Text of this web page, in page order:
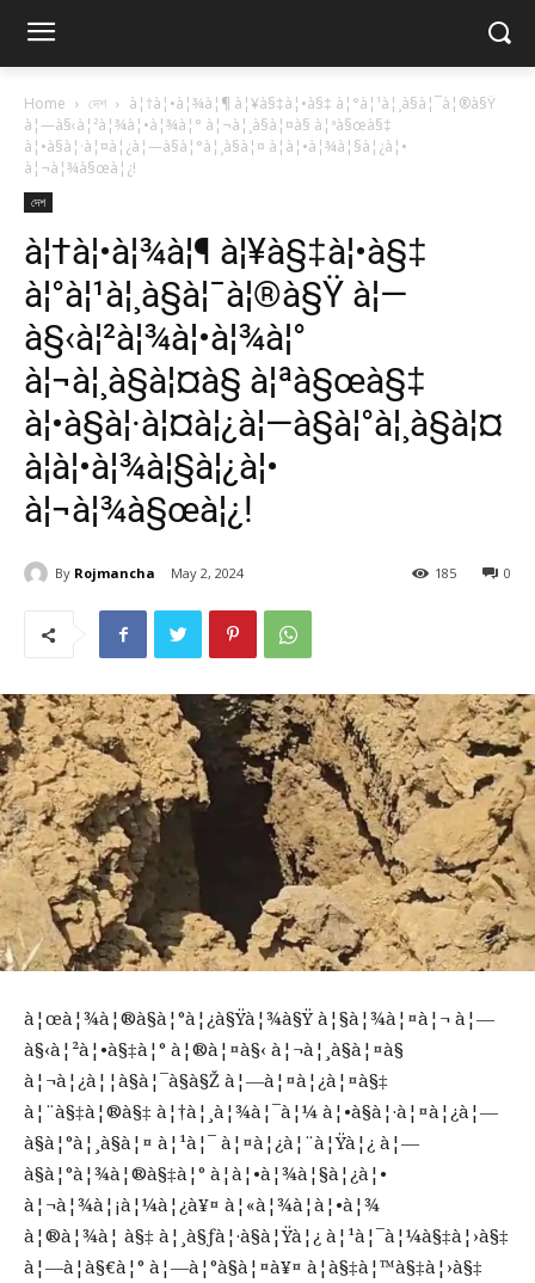
Home দেশ
à¦†à¦•à¦¾à¦¶ à¦¥à§‡à¦•à§‡ à¦°à¦¹à¦¸à§à¦¯à¦®à§Ÿ
à¦—à§‹à¦²à¦¾à¦•à¦¾à¦° à¦¬à¦¸à§à¦¤à§ à¦ªà§œà§‡
à¦•à§à¦·à¦¤à¦¿à¦—à§à¦°à¦¸à§à¦¤ à¦à¦•à¦¾à¦§à¦¿à¦•
à¦¬à¦¾à§œà¦¿!
দেশ
à¦†à¦•à¦¾à¦¶ à¦¥à§‡à¦•à§‡
à¦°à¦¹à¦¸à§à¦¯à¦®à§Ÿ à¦—
à§‹à¦²à¦¾à¦•à¦¾à¦°
à¦¬à¦¸à§à¦¤à§ à¦ªà§œà§‡
à¦•à§à¦·à¦¤à¦¿à¦—à§à¦°à¦¸à§à¦¤
à¦à¦•à¦¾à¦§à¦¿à¦•
à¦¬à¦¾à§œà¦¿!
By Rojmancha May 2, 2024 0
185
à¦œà¦¾à¦®à§à¦°à¦¿à§Ÿà¦¾à§Ÿ à¦§à¦¾à¦¤à¦¬ à¦—
à§‹à¦²à¦•à§‡à¦° à¦®à¦¤à§‹ à¦¬à¦¸à§à¦¤à§
à¦¬à¦¿à¦¦à§à¦¯à§à§Ž à¦—à¦¤à¦¿à¦¤à§‡
à¦¨à§‡à¦®à§‡ à¦†à¦¸à¦¾à¦¯à¦¼ à¦•à§à¦·à¦¤à¦¿à¦—
à§à¦°à¦¸à§à¦¤ à¦¹à¦¯ à¦¤à¦¿à¦¨à¦Ÿà¦¿ à¦—
à§à¦°à¦¾à¦®à§‡à¦° à¦à¦•à¦¾à¦§à¦¿à¦•
à¦¬à¦¾à¦¡à¦¼à¦¿à¥¤ à¦«à¦¾à¦à¦•à¦¾
à¦®à¦¾à¦ à§‡ à¦¸à§ƒà¦·à§à¦Ÿà¦¿ à¦¹à¦¯à¦¼à§‡à¦›à§‡
à¦—à¦­à§€à¦° à¦—à¦°à§à¦¤à¥¤ à¦­à§‡à¦™à§‡à¦›à§‡